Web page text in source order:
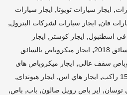
, ايجار سيارات تويوتا, ايجار سيارات
فان, ايجار سيارات لشركات البترول,
في اسطنبول, ايجار كوستر , ايجار
2018
, ايجار ميكروباص بالسائق
سقف عالى, ايجار ميكروباص هاي
, ايجار هاي اس, ايجار هيونداى,
توسان, اير باص رويل صالون, باب, باص,